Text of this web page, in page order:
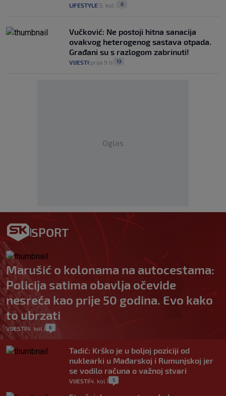
LIFESTYLE 5. kol. 0
Vučković: Ne postoji hitna sanacija
ovakvog heterogenog sastava otpada.
Građani su s razlogom zabrinuti!
VIJESTI prije 9 h 13
Oglas
SPORT
Marušić o kolonama na autocestama:
Policija satima obavlja očevide
nesreća kao prije 50 godina. Evo kako
to ubrzati
VIJESTI 4. kol. 6
Tadić: Krško je u boljoj poziciji od
nuklearki u Mađarskoj i Rumunjskoj jer
se vodilo računa o važnoj stvari
VIJESTI 4. kol. 5